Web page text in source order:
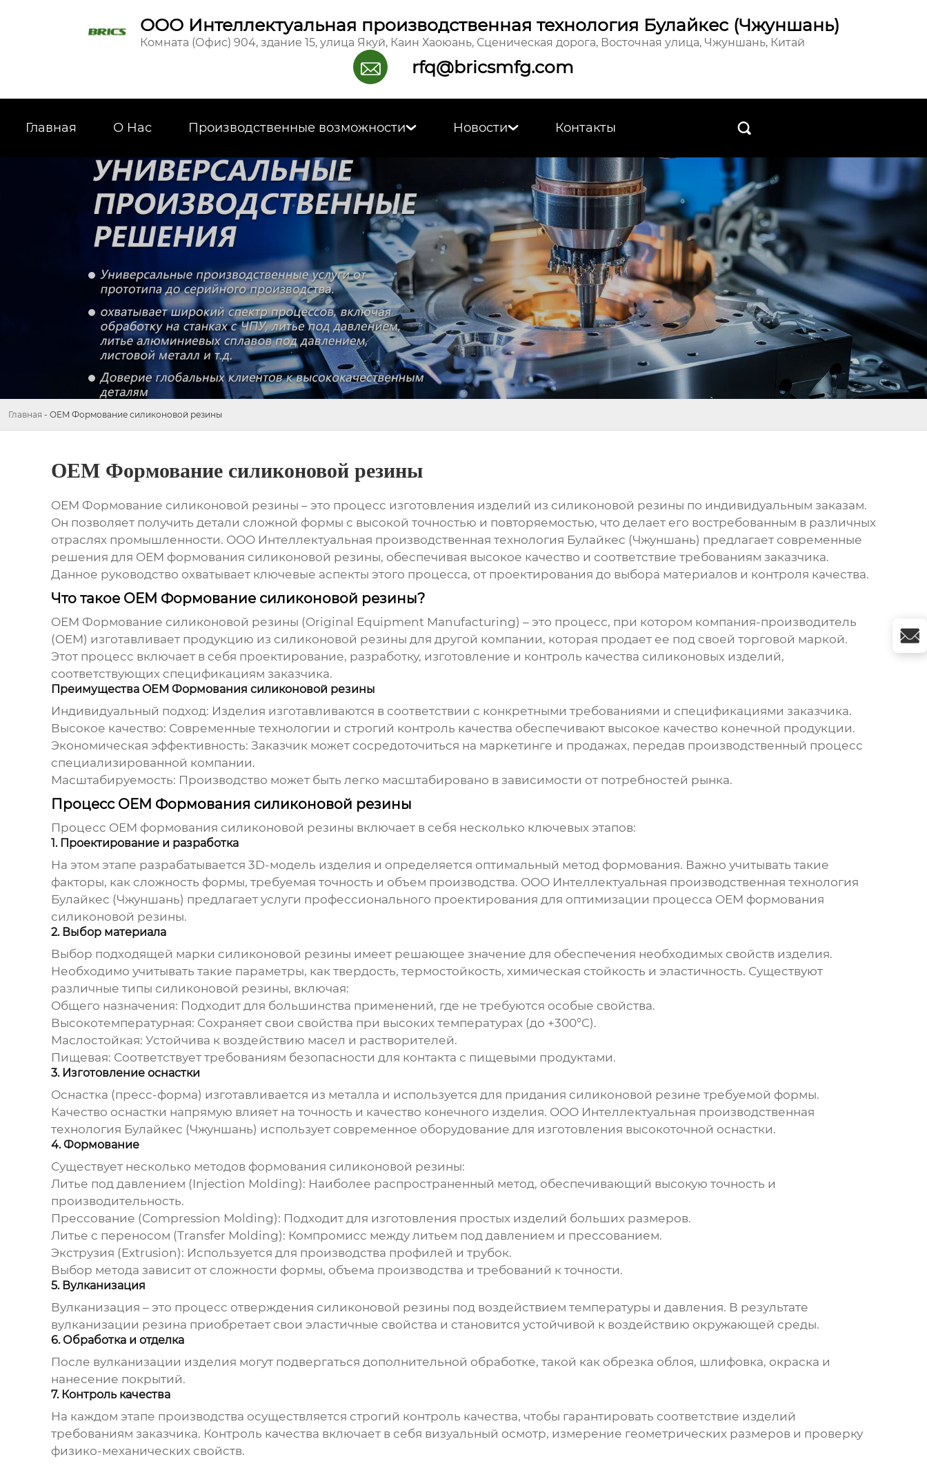
ООО Интеллектуальная производственная технология Булайкес (Чжуншань)
Комната (Офис) 904, здание 15, улица Якуй, Каин Хаоюань, Сценическая дорога, Восточная улица, Чжуншань, Китай
 rfq@bricsmfg.com
Главная О Hас Производственные возможности Новости Контакты 
Главная - OEM Формование силиконовой резины
OEM Формование силиконовой резины
OEM Формование силиконовой резины – это процесс изготовления изделий из силиконовой резины по индивидуальным заказам.
Он позволяет получить детали сложной формы с высокой точностью и повторяемостью, что делает его востребованным в различных
отраслях промышленности. ООО Интеллектуальная производственная технология Булайкес (Чжуншань) предлагает современные
решения для OEM формования силиконовой резины, обеспечивая высокое качество и соответствие требованиям заказчика.
Данное руководство охватывает ключевые аспекты этого процесса, от проектирования до выбора материалов и контроля качества.
Что такое OEM Формование силиконовой резины?
OEM Формование силиконовой резины (Original Equipment Manufacturing) – это процесс, при котором компания-производитель
(OEM) изготавливает продукцию из силиконовой резины для другой компании, которая продает ее под своей торговой маркой.
Этот процесс включает в себя проектирование, разработку, изготовление и контроль качества силиконовых изделий,
соответствующих спецификациям заказчика.
Преимущества OEM Формования силиконовой резины
Индивидуальный подход: Изделия изготавливаются в соответствии с конкретными требованиями и спецификациями заказчика.
Высокое качество: Современные технологии и строгий контроль качества обеспечивают высокое качество конечной продукции.
Экономическая эффективность: Заказчик может сосредоточиться на маркетинге и продажах, передав производственный процесс
специализированной компании.
Масштабируемость: Производство может быть легко масштабировано в зависимости от потребностей рынка.
Процесс OEM Формования силиконовой резины
Процесс OEM формования силиконовой резины включает в себя несколько ключевых этапов:
1. Проектирование и разработка
На этом этапе разрабатывается 3D-модель изделия и определяется оптимальный метод формования. Важно учитывать такие
факторы, как сложность формы, требуемая точность и объем производства. ООО Интеллектуальная производственная технология
Булайкес (Чжуншань) предлагает услуги профессионального проектирования для оптимизации процесса OEM формования
силиконовой резины.
2. Выбор материала
Выбор подходящей марки силиконовой резины имеет решающее значение для обеспечения необходимых свойств изделия.
Необходимо учитывать такие параметры, как твердость, термостойкость, химическая стойкость и эластичность. Существуют
различные типы силиконовой резины, включая:
Общего назначения: Подходит для большинства применений, где не требуются особые свойства.
Высокотемпературная: Сохраняет свои свойства при высоких температурах (до +300°C).
Маслостойкая: Устойчива к воздействию масел и растворителей.
Пищевая: Соответствует требованиям безопасности для контакта с пищевыми продуктами.
3. Изготовление оснастки
Оснастка (пресс-форма) изготавливается из металла и используется для придания силиконовой резине требуемой формы.
Качество оснастки напрямую влияет на точность и качество конечного изделия. ООО Интеллектуальная производственная
технология Булайкес (Чжуншань) использует современное оборудование для изготовления высокоточной оснастки.
4. Формование
Существует несколько методов формования силиконовой резины:
Литье под давлением (Injection Molding): Наиболее распространенный метод, обеспечивающий высокую точность и
производительность.
Прессование (Compression Molding): Подходит для изготовления простых изделий больших размеров.
Литье с переносом (Transfer Molding): Компромисс между литьем под давлением и прессованием.
Экструзия (Extrusion): Используется для производства профилей и трубок.
Выбор метода зависит от сложности формы, объема производства и требований к точности.
5. Вулканизация
Вулканизация – это процесс отверждения силиконовой резины под воздействием температуры и давления. В результате
вулканизации резина приобретает свои эластичные свойства и становится устойчивой к воздействию окружающей среды.
6. Обработка и отделка
После вулканизации изделия могут подвергаться дополнительной обработке, такой как обрезка облоя, шлифовка, окраска и
нанесение покрытий.
7. Контроль качества
На каждом этапе производства осуществляется строгий контроль качества, чтобы гарантировать соответствие изделий
требованиям заказчика. Контроль качества включает в себя визуальный осмотр, измерение геометрических размеров и проверку
физико-механических свойств.